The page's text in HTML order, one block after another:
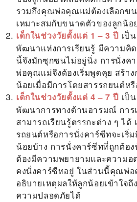
รวมถึงคุณพ่อคุณแม่ต้องเลือกข
เหมาะสมกับขนาดตัวของลูกน้อ
เด็กในช่วงวัยตั้งแต่ 1 – 3 ปี เป็
พัฒนาแห่งการเรียนรู้ มีความคิด
นี้จึงมักซุกซนไม่อยู่นิ่ง การนั่งค
พ่อคุณแม่จึงต้องเริ่มพูดคุย สร้า
น้อยเมื่อมีการโดยสารรถยนต์ห
เด็กในช่วงวัยตั้งแต่ 4 – 7 ปี เป็
พัฒนาการทางด้านอารมณ์ การ
สามารถเรียนรู้ตรรกะต่าง ๆ ได้
รถยนต์หรือการนั่งคาร์ซีทจะเริ่
น้อยบ้าง การนั่งคาร์ซีทที่ถูกต้อง
ต้องมีความพยายามและความอ
คงนั่งคาร์ซีทอยู่ ในส่วนนี้คุณพ่
อธิบายเหตุผลให้ลูกน้อยเข้าใจถึ
ความปลอดภัยได้